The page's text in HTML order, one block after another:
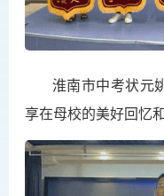
淮南市中考状元姚
享在母校的美好回忆